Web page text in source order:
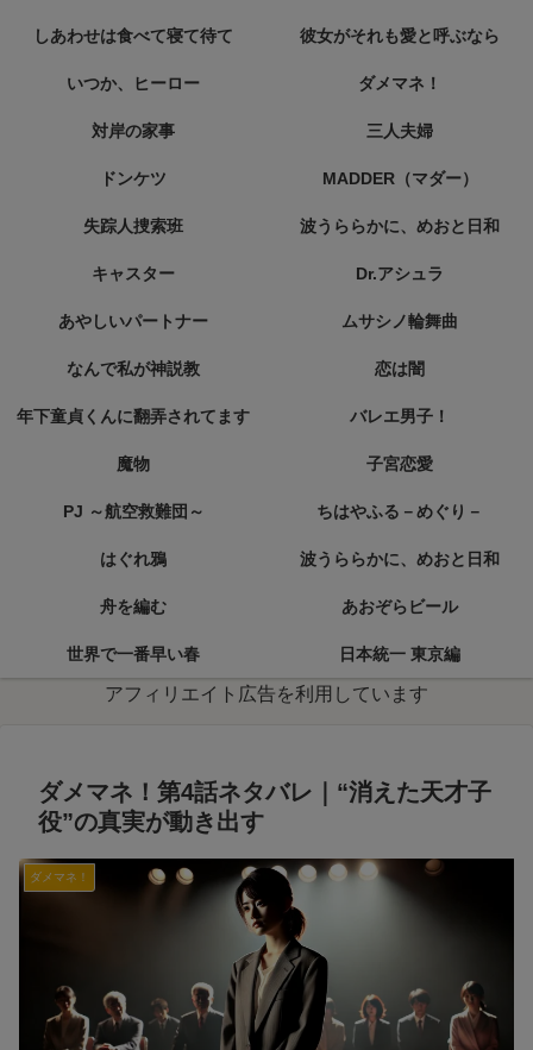
しあわせは食べて寝て待て 彼女がそれも愛と呼ぶなら
いつか、ヒーロー ダメマネ！
対岸の家事 三人夫婦
ドンケツ MADDER（マダー）
失踪人捜索班 波うららかに、めおと日和
キャスター Dr.アシュラ
あやしいパートナー ムサシノ輪舞曲
なんで私が神説教 恋は闇
年下童貞くんに翻弄されてます バレエ男子！
魔物 子宮恋愛
PJ ～航空救難団～ ちはやふる－めぐり－
はぐれ鴉 波うららかに、めおと日和
舟を編む あおぞらビール
世界で一番早い春 日本統一 東京編
アフィリエイト広告を利用しています
ダメマネ！第4話ネタバレ｜“消えた天才子
役”の真実が動き出す
ダメマネ！